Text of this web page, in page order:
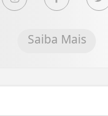
Saiba Mais